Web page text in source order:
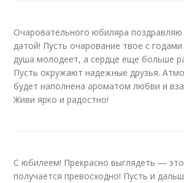
Очаровательного юбиляра поздравляю
датой! Пусть очарование твое с годами
душа молодеет, а сердце еще больше
Пусть окружают надежные друзья.
будет наполнена ароматом любви и
Живи ярко и радостно!
С юбилеем! Прекрасно выглядеть —
получается превосходно! Пусть и